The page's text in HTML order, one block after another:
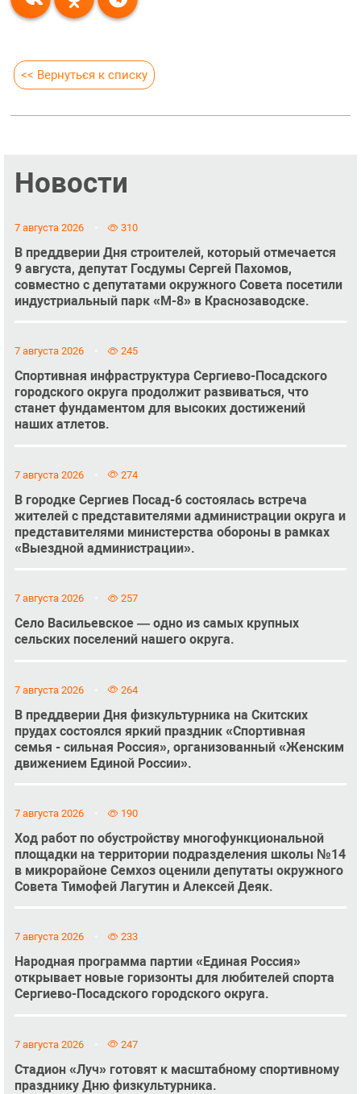
<< Вернуться к списку
Новости
7 августа 2026 310
В преддверии Дня строителей, который отмечается
9 августа, депутат Госдумы Сергей Пахомов,
совместно с депутатами окружного Совета посетили
индустриальный парк «М-8» в Краснозаводске.
7 августа 2026 245
Спортивная инфраструктура Сергиево-Посадского
городского округа продолжит развиваться, что
станет фундаментом для высоких достижений
наших атлетов.
7 августа 2026 274
В городке Сергиев Посад-6 состоялась встреча
жителей с представителями администрации округа и
представителями министерства обороны в рамках
«Выездной администрации».
7 августа 2026 257
Село Васильевское — одно из самых крупных
сельских поселений нашего округа.
7 августа 2026 264
В преддверии Дня физкультурника на Скитских
прудах состоялся яркий праздник «Спортивная
семья - сильная Россия», организованный «Женским
движением Единой России».
7 августа 2026 190
Ход работ по обустройству многофункциональной
площадки на территории подразделения школы №14
в микрорайоне Семхоз оценили депутаты окружного
Совета Тимофей Лагутин и Алексей Деяк.
7 августа 2026 233
Народная программа партии «Единая Россия»
открывает новые горизонты для любителей спорта
Сергиево-Посадского городского округа.
7 августа 2026 247
Стадион «Луч» готовят к масштабному спортивному
празднику Дню физкультурника.